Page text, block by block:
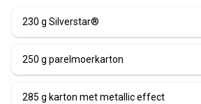
230 g Silverstar®
250 g parelmoerkarton
285 g karton met metallic effect